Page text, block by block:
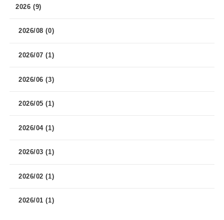
2026 (9)
2026/08 (0)
2026/07 (1)
2026/06 (3)
2026/05 (1)
2026/04 (1)
2026/03 (1)
2026/02 (1)
2026/01 (1)